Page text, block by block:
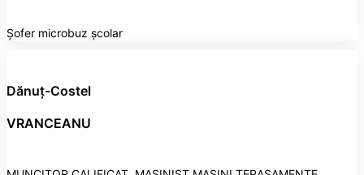
Șofer microbuz școlar
Dănuț-Costel
VRANCEANU